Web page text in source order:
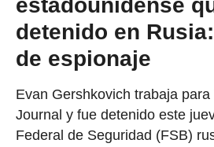
estadounidense
detenido en
de espionaje
Evan Gershkovich trabaja
Journal y fue detenido este
Federal de Seguridad (FSB)